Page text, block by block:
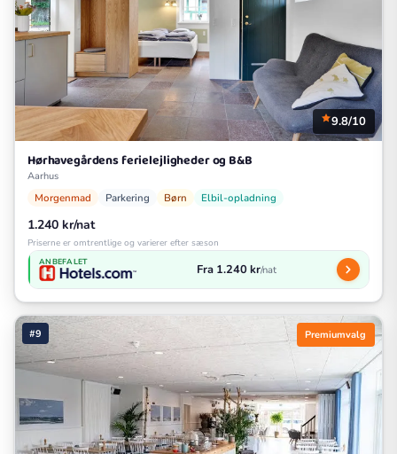
9.8/10
Hørhavegårdens ferielejligheder og B&B
Aarhus
Morgenmad Parkering Børn Elbil-opladning
1.240 kr/nat
Priserne er omtrentlige og varierer efter sæson
ANBEFALET Fra 1.240 kr/nat
#9 Premiumvalg